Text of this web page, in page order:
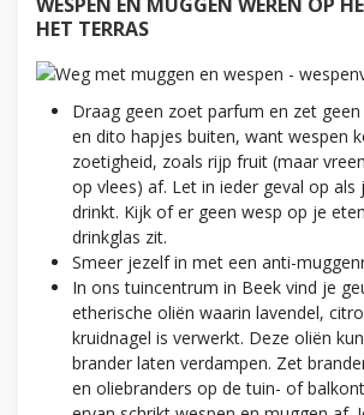
HET TERRAS
Draag geen zoet parfum en zet
en dito hapjes buiten, want wespen
zoetigheid, zoals rijp fruit (maar
op vlees) af. Let in ieder geval op
drinkt. Kijk of er geen wesp op je
drinkglas zit.
Smeer jezelf in met een anti-
In ons tuincentrum in Beek vind je
etherische oliën waarin lavendel,
kruidnagel is verwerkt. Deze oliën
brander laten verdampen. Zet
en oliebranders op de tuin- of